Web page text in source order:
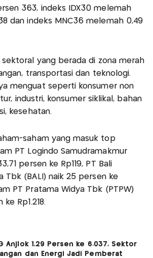
363, indeks IDX30 melemah
dan indeks MNC36 melemah 0,49
sektoral yang berada di zona merah
transportasi dan teknologi.
menguat seperti konsumer non
industri, konsumer siklikal, bahan
kesehatan.
saham yang masuk top
PT Logindo Samudramakmur
persen ke Rp119, PT Bali
Tbk (BALI) naik 25 persen ke
PT Pratama Widya Tbk (PTPW)
Rp1.218.
Anjlok 1,29 Persen ke 6.037, Sektor
dan Energi Jadi Pemberat